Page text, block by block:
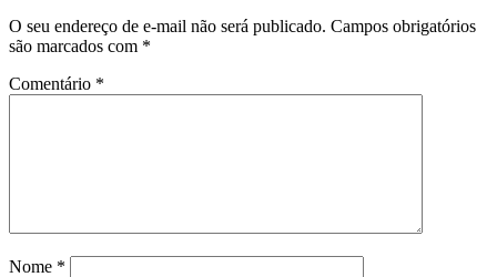
O seu endereço de e-mail não será publicado. Campos obrigatórios
são marcados com *
Comentário *
Nome *